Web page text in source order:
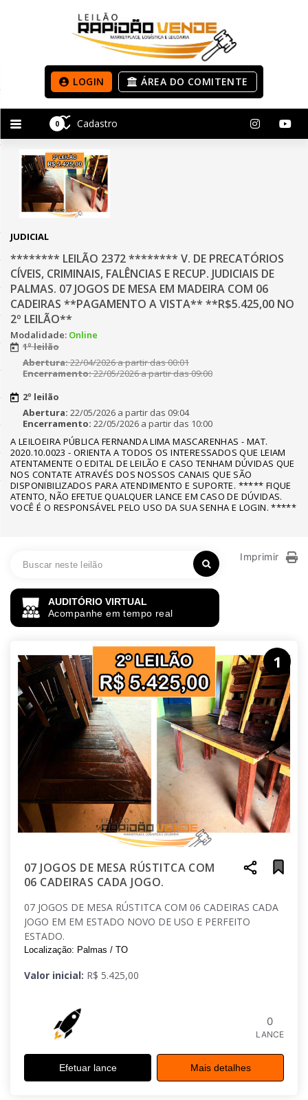
0 Cadastro
LOGIN ÁREA DO COMITENTE
JUDICIAL
******** LEILÃO 2372 ******** V. DE PRECATÓRIOS
CÍVEIS, CRIMINAIS, FALÊNCIAS E RECUP. JUDICIAIS DE
PALMAS. 07 JOGOS DE MESA EM MADEIRA COM 06
CADEIRAS **PAGAMENTO A VISTA** **R$5.425,00 NO
2º LEILÃO**
Modalidade: Online
1º leilão
Abertura:22/04/2026 a partir das 00:01
Encerramento:22/05/2026 a partir das 09:00
2º leilão
Abertura: 22/05/2026 a partir das 09:04
Encerramento: 22/05/2026 a partir das 10:00
A LEILOEIRA PÚBLICA FERNANDA LIMA MASCARENHAS - MAT.
2020.10.0023 - ORIENTA A TODOS OS INTERESSADOS QUE LEIAM
ATENTAMENTE O EDITAL DE LEILÃO E CASO TENHAM DÚVIDAS QUE
NOS CONTATE ATRAVÉS DOS NOSSOS CANAIS QUE SÃO
DISPONIBILIZADOS PARA ATENDIMENTO E SUPORTE. ***** FIQUE
ATENTO, NÃO EFETUE QUALQUER LANCE EM CASO DE DÚVIDAS.
VOCÊ É O RESPONSÁVEL PELO USO DA SUA SENHA E LOGIN. *****
AUDITÓRIO VIRTUAL
Acompanhe em tempo real
Imprimir
1
07 JOGOS DE MESA RÚSTITCA COM
06 CADEIRAS CADA JOGO.
07 JOGOS DE MESA RÚSTITCA COM 06 CADEIRAS CADA
JOGO EM EM ESTADO NOVO DE USO E PERFEITO
ESTADO.
Localização: Palmas / TO
Valor inicial: R$ 5.425,00
0
LANCE
Efetuar lance Mais detalhes